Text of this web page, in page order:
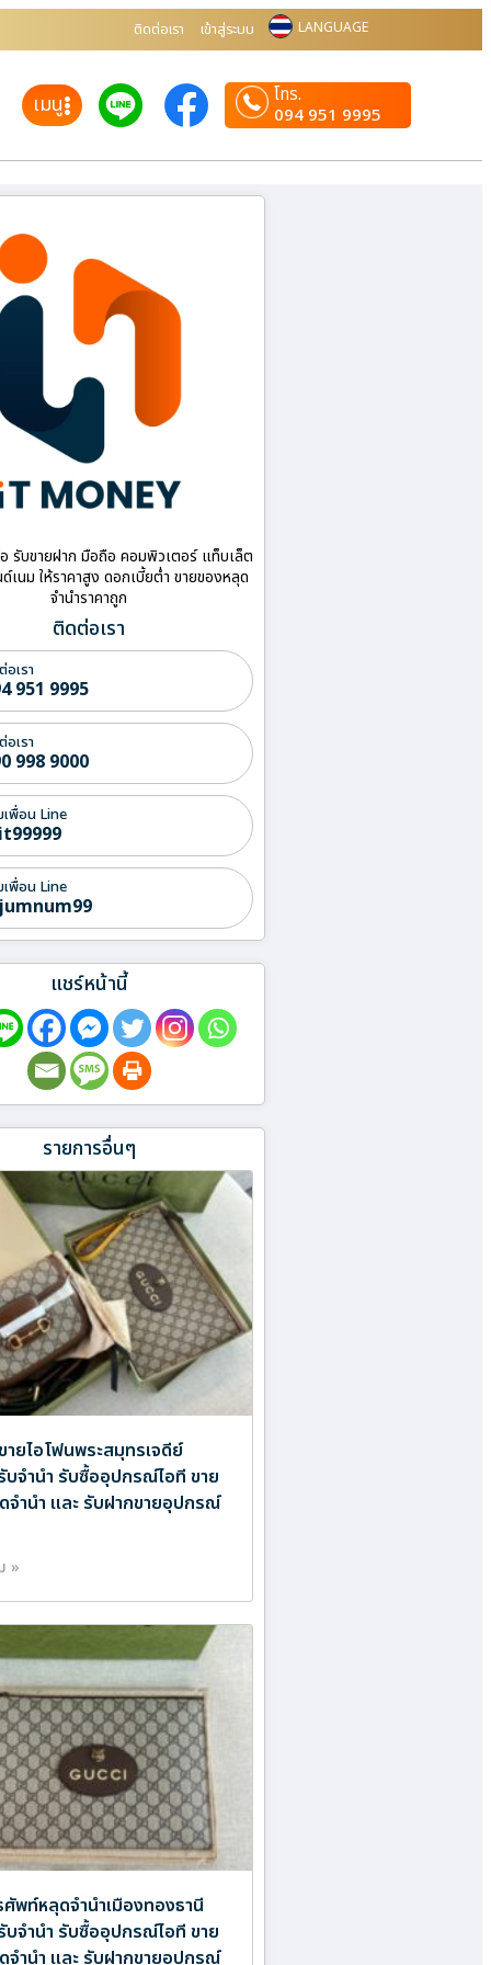
ติดต่อเรา เข้าสู่ระบบ LANGUAGE
เมนู
โทร.
094 951 9995
รับขายฝาก มือถือ คอมพิวเตอร์ แท็บเล็ต
เนม ให้ราคาสูง ดอกเบี้ยต่ำ ขายของหลุด
จำนำราคาถูก
ติดต่อเรา
อเรา
951 9995
อเรา
998 9000
เพื่อน Line
เพื่อน Line
แชร์หน้านี้
รายการอื่นๆ
ายไอโฟนพระสมุทรเจดีย์
บจำนำ รับซื้ออุปกรณ์ไอที ขาย
จำนำ และ รับฝากขายอุปกรณ์
»
ศัพท์หลุดจำนำเมืองทองธานี
บจำนำ รับซื้ออุปกรณ์ไอที ขาย
จำนำ และ รับฝากขายอุปกรณ์